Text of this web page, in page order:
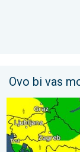
Ovo bi vas
Svježije, ne i